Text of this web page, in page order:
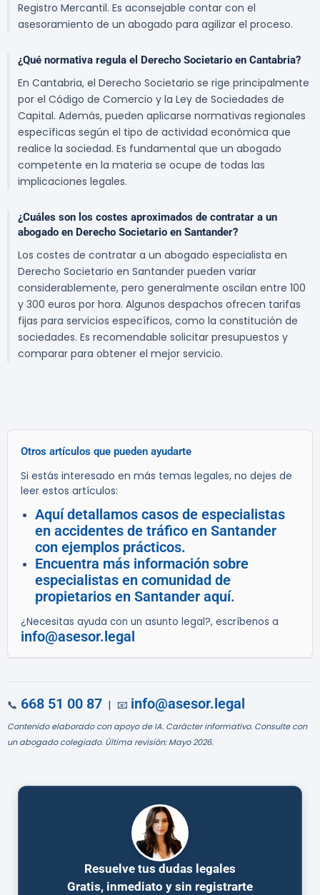
Registro Mercantil. Es aconsejable contar con el
asesoramiento de un abogado para agilizar el proceso.
¿Qué normativa regula el Derecho Societario en Cantabria?
En Cantabria, el Derecho Societario se rige principalmente
por el Código de Comercio y la Ley de Sociedades de
Capital. Además, pueden aplicarse normativas regionales
específicas según el tipo de actividad económica que
realice la sociedad. Es fundamental que un abogado
competente en la materia se ocupe de todas las
implicaciones legales.
¿Cuáles son los costes aproximados de contratar a un
abogado en Derecho Societario en Santander?
Los costes de contratar a un abogado especialista en
Derecho Societario en Santander pueden variar
considerablemente, pero generalmente oscilan entre 100
y 300 euros por hora. Algunos despachos ofrecen tarifas
fijas para servicios específicos, como la constitución de
sociedades. Es recomendable solicitar presupuestos y
comparar para obtener el mejor servicio.
Otros artículos que pueden ayudarte
Si estás interesado en más temas legales, no dejes de
leer estos artículos:
Aquí detallamos casos de especialistas
en accidentes de tráfico en Santander
con ejemplos prácticos.
Encuentra más información sobre
especialistas en comunidad de
propietarios en Santander aquí.
¿Necesitas ayuda con un asunto legal?, escríbenos a
info@asesor.legal
📞 668 51 00 87 | 📧 info@asesor.legal
Contenido elaborado con apoyo de IA. Carácter informativo. Consulte con
un abogado colegiado. Última revisión: Mayo 2026.
Resuelve tus dudas legales
Gratis, inmediato y sin registrarte